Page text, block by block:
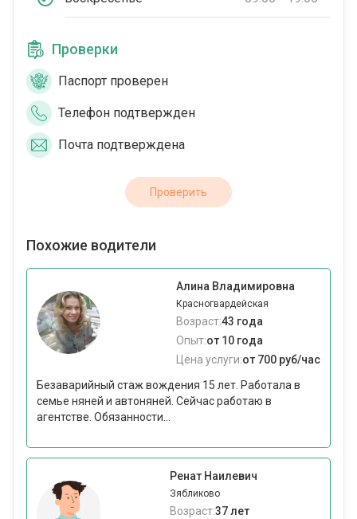
Проверки
Паспорт проверен
Телефон подтвержден
Почта подтверждена
Проверить
Похожие водители
Алина Владимировна
Красногвардейская
Возраст:43 года
Опыт:от 10 года
Цена услуги:от 700 руб/час
Безаварийный стаж вождения 15 лет. Работала в
семье няней и автоняней. Сейчас работаю в
агентстве. Обязанности...
Ренат Наилевич
Зябликово
Возраст:37 лет